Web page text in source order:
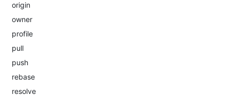
origin
owner
profile
pull
push
rebase
resolve